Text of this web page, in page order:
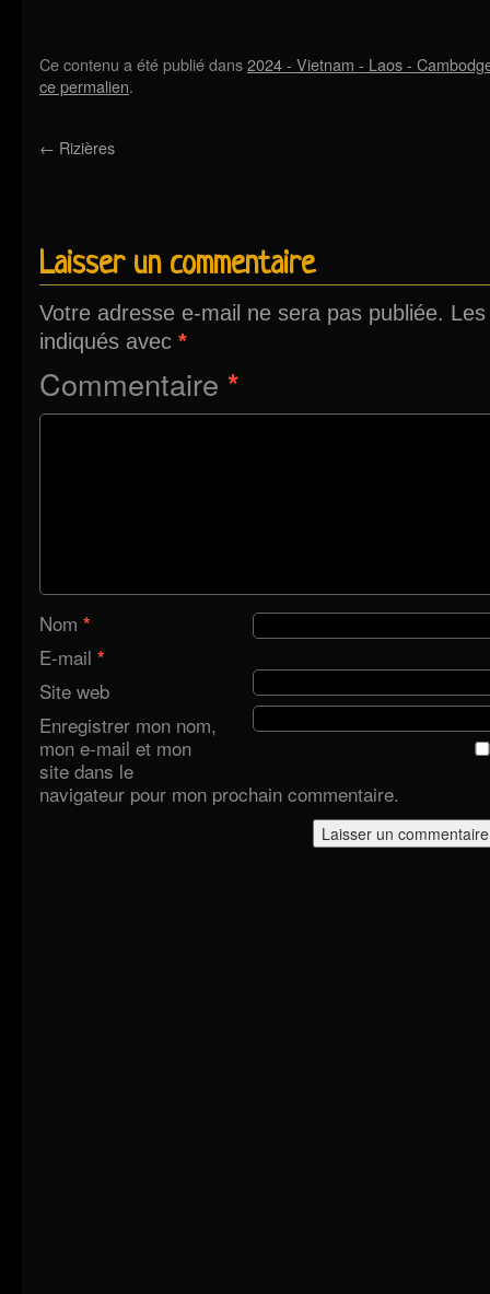
Ce contenu a été publié dans2024 - Vietnam - Laos -
ce permalien.
← Rizières
Laisser un commentaire
Votre adresse e-mail ne sera pas publiée.
indiqués avec *
Commentaire *
Nom *
E-mail *
Site web
Enregistrer mon nom,
mon e-mail et mon
site dans le
navigateur pour mon prochain commentaire.